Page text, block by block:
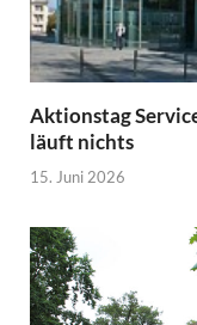
Aktionstag
läuft nichts
15. Juni 2026